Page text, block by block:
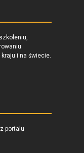
i na świecie.
portalu